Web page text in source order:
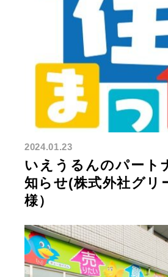
いえうるんのパート
知らせ(株式外社グリ
様）
2024.01.23